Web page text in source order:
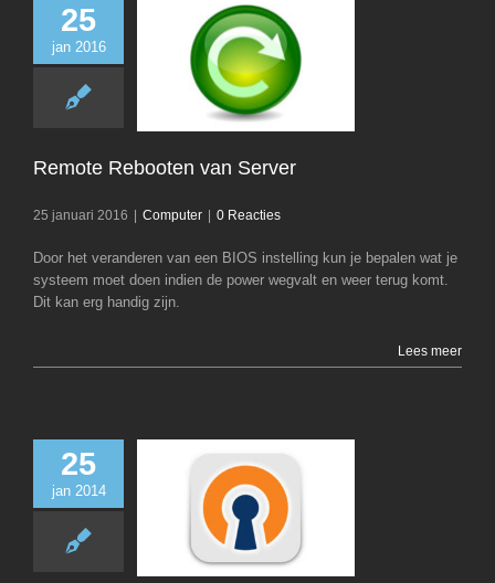
25
jan 2016
Remote Rebooten van Server
25 januari 2016 | Computer | 0 Reacties
Door het veranderen van een BIOS instelling kun je bepalen wat je
systeem moet doen indien de power wegvalt en weer terug komt.
Dit kan erg handig zijn.
Lees meer
25
jan 2014